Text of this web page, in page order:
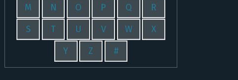
M N O P Q R
S T U V W X
Y Z #